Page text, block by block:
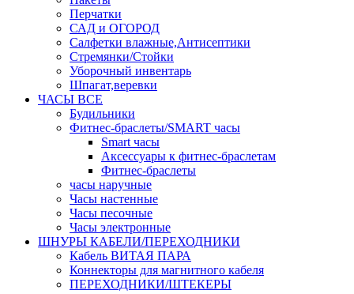
Перчатки
САД и ОГОРОД
Салфетки влажные,Антисептики
Стремянки/Стойки
Уборочный инвентарь
Шпагат,веревки
ЧАСЫ ВСЕ
Будильники
Фитнес-браслеты/SMART часы
Smart часы
Аксессуары к фитнес-браслетам
Фитнес-браслеты
часы наручные
Часы настенные
Часы песочные
Часы электронные
ШНУРЫ КАБЕЛИ/ПЕРЕХОДНИКИ
Кабель ВИТАЯ ПАРА
Коннекторы для магнитного кабеля
ПЕРЕХОДНИКИ/ШТЕКЕРЫ